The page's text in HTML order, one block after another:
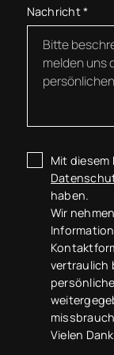
Nachricht*
Mit diesem
haben.
Wir
vertraulich
Vielen